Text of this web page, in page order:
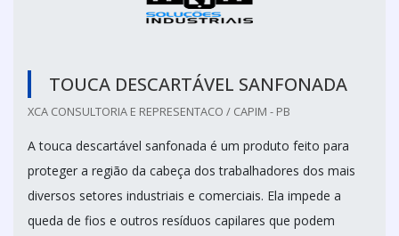
TOUCA DESCARTÁVEL SANFONADA
XCA CONSULTORIA E REPRESENTACO / CAPIM - PB
A touca descartável sanfonada é um produto feito para
proteger a região da cabeça dos trabalhadores dos mais
diversos setores industriais e comerciais. Ela impede a
queda de fios e outros resíduos capilares que podem